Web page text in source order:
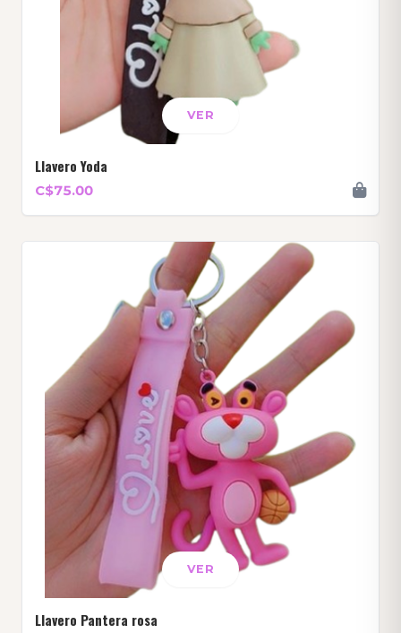
VER
Llavero Yoda
C$75.00
VER
Llavero Pantera rosa